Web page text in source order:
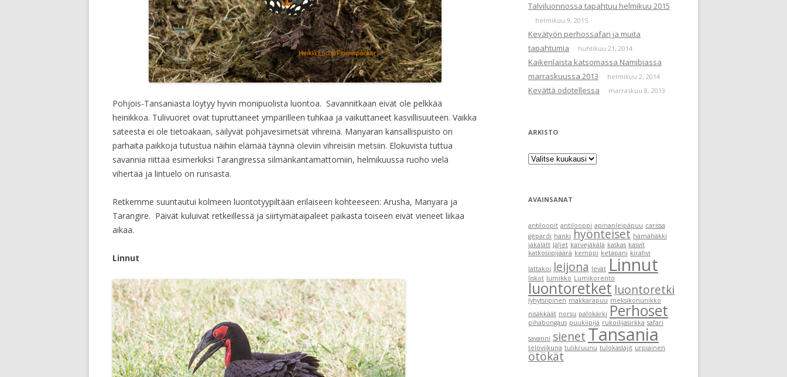
Pohjois-Tansaniasta löytyy hyvin monipuolista luontoa. Savannitkaan eivät ole pelkkää
heinikkoa. Tulivuoret ovat tupruttaneet ympärilleen tuhkaa ja vaikuttaneet kasvillisuuteen. Vaikka
sateesta ei ole tietoakaan, säilyvät pohjavesimetsät vihreinä. Manyaran kansallispuisto on
parhaita paikkoja tutustua näihin elämää täynnä oleviin vihreisiin metsiin. Elokuvista tuttua
savannia riittää esimerkiksi Tarangiressa silmänkantamattomiin, helmikuussa ruoho vielä
vihertää ja lintuelo on runsasta.
Retkemme suuntautui kolmeen luontotyypiltään erilaiseen kohteeseen: Arusha, Manyara ja
Tarangire. Päivät kuluivat retkeillessä ja siirtymätaipaleet paikasta toiseen eivät vieneet liikaa
aikaa.
Linnut
Talviluonnossa tapahtuu helmikuu 2015
helmikuu 9, 2015
Kevätyön perhossafari ja muita
tapahtumia
huhtikuu 21, 2014
Kaikenlaista katsomassa Namibiassa
marraskuussa 2013
helmikuu 2, 2014
Kevättä odotellessa marraskuu 8, 2013
ARKISTO
Arkisto
AVAINSANAT
antiloopit antilooppi apinanleipäpuu carissa
gepardi hanki hyönteiset hämähäkki
jäkälätt Jäljet karvejäkälä kaskas kasvit
katkosiipijäärä kemppi ketapani kirahvi
lattakoi leijona levät Linnut
liskot lumikko Lumikorento
luontoretket luontoretki
lyhytsiipinen makkarapuu meksikonunikko
nisäkkäät norsu palokärki Perhoset
pihabongaus puukiipijä rukoilijasirkka safari
savanni sienet Tansania
teloviikuna tulikruunu tulokaslajit urpiainen
ötökät